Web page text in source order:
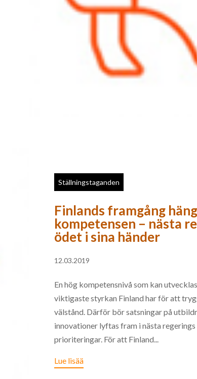
Ställningstaganden
Finlands framgång
kompetensen – nästa
ödet i sina händer
12.03.2019
En hög kompetensnivå som kan
viktigaste styrkan Finland har för att
välstånd. Därför bör satsningar på
innovationer lyftas fram i nästa
prioriteringar. För att Finland...
Lue lisää